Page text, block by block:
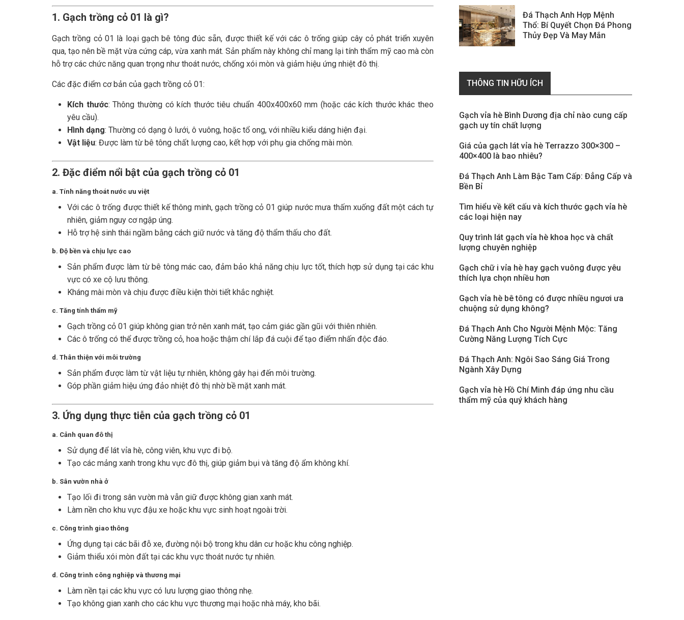
1. Gạch trồng cỏ 01 là gì?
Gạch trồng cỏ 01 là loại gạch bê tông đúc sẵn, được thiết kế với các ô trống giúp cây cỏ phát triển xuyên
qua, tạo nên bề mặt vừa cứng cáp, vừa xanh mát. Sản phẩm này không chỉ mang lại tính thẩm mỹ cao mà còn
hỗ trợ các chức năng quan trọng như thoát nước, chống xói mòn và giảm hiệu ứng nhiệt đô thị.
Các đặc điểm cơ bản của gạch trồng cỏ 01:
Kích thước: Thông thường có kích thước tiêu chuẩn 400x400x60 mm (hoặc các kích thước khác theo
yêu cầu).
Hình dạng: Thường có dạng ô lưới, ô vuông, hoặc tổ ong, với nhiều kiểu dáng hiện đại.
Vật liệu: Được làm từ bê tông chất lượng cao, kết hợp với phụ gia chống mài mòn.
2. Đặc điểm nổi bật của gạch trồng cỏ 01
a. Tính năng thoát nước ưu việt
Với các ô trống được thiết kế thông minh, gạch trồng cỏ 01 giúp nước mưa thấm xuống đất một cách tự
nhiên, giảm nguy cơ ngập úng.
Hỗ trợ hệ sinh thái ngầm bằng cách giữ nước và tăng độ thẩm thấu cho đất.
b. Độ bền và chịu lực cao
Sản phẩm được làm từ bê tông mác cao, đảm bảo khả năng chịu lực tốt, thích hợp sử dụng tại các khu
vực có xe cộ lưu thông.
Kháng mài mòn và chịu được điều kiện thời tiết khắc nghiệt.
c. Tăng tính thẩm mỹ
Gạch trồng cỏ 01 giúp không gian trở nên xanh mát, tạo cảm giác gần gũi với thiên nhiên.
Các ô trống có thể được trồng cỏ, hoa hoặc thậm chí lắp đá cuội để tạo điểm nhấn độc đáo.
d. Thân thiện với môi trường
Sản phẩm được làm từ vật liệu tự nhiên, không gây hại đến môi trường.
Góp phần giảm hiệu ứng đảo nhiệt đô thị nhờ bề mặt xanh mát.
3. Ứng dụng thực tiễn của gạch trồng cỏ 01
a. Cảnh quan đô thị
Sử dụng để lát vỉa hè, công viên, khu vực đi bộ.
Tạo các mảng xanh trong khu vực đô thị, giúp giảm bụi và tăng độ ẩm không khí.
b. Sân vườn nhà ở
Tạo lối đi trong sân vườn mà vẫn giữ được không gian xanh mát.
Làm nền cho khu vực đậu xe hoặc khu vực sinh hoạt ngoài trời.
c. Công trình giao thông
Ứng dụng tại các bãi đỗ xe, đường nội bộ trong khu dân cư hoặc khu công nghiệp.
Giảm thiểu xói mòn đất tại các khu vực thoát nước tự nhiên.
d. Công trình công nghiệp và thương mại
Làm nền tại các khu vực có lưu lượng giao thông nhẹ.
Tạo không gian xanh cho các khu vực thương mại hoặc nhà máy, kho bãi.
Đá Thạch Anh Hợp Mệnh
Thổ: Bí Quyết Chọn Đá Phong
Thủy Đẹp Và May Mắn
THÔNG TIN HỮU ÍCH
Gạch vỉa hè Bình Dương địa chỉ nào cung cấp
gạch uy tín chất lượng
Giá của gạch lát vỉa hè Terrazzo 300×300 –
400×400 là bao nhiêu?
Đá Thạch Anh Làm Bậc Tam Cấp: Đẳng Cấp và
Bền Bỉ
Tìm hiểu về kết cấu và kích thước gạch vỉa hè
các loại hiện nay
Quy trình lát gạch vỉa hè khoa học và chất
lượng chuyên nghiệp
Gạch chữ i vỉa hè hay gạch vuông được yêu
thích lựa chọn nhiều hơn
Gạch vỉa hè bê tông có được nhiều ngươi ưa
chuộng sử dụng không?
Đá Thạch Anh Cho Người Mệnh Mộc: Tăng
Cường Năng Lượng Tích Cực
Đá Thạch Anh: Ngôi Sao Sáng Giá Trong
Ngành Xây Dựng
Gạch vỉa hè Hồ Chí Minh đáp ứng nhu cầu
thẩm mỹ của quý khách hàng